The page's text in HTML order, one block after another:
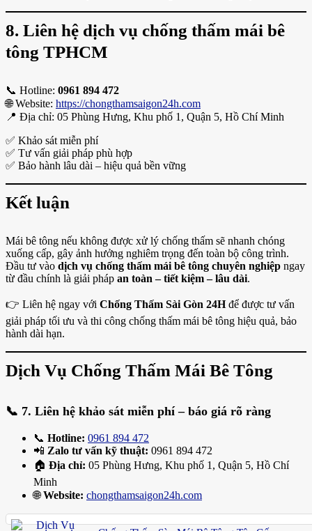
8. Liên hệ dịch vụ chống thấm mái bê
tông TPHCM
📞 Hotline: 0961 894 472
🌐 Website: https://chongthamsaigon24h.com
📍 Địa chỉ: 05 Phùng Hưng, Khu phố 1, Quận 5, Hồ Chí Minh
✅ Khảo sát miễn phí
✅ Tư vấn giải pháp phù hợp
✅ Bảo hành lâu dài – hiệu quả bền vững
Kết luận
Mái bê tông nếu không được xử lý chống thấm sẽ nhanh chóng
xuống cấp, gây ảnh hưởng nghiêm trọng đến toàn bộ công trình.
Đầu tư vào dịch vụ chống thấm mái bê tông chuyên nghiệp ngay
từ đầu chính là giải pháp an toàn – tiết kiệm – lâu dài.
👉 Liên hệ ngay với Chống Thấm Sài Gòn 24Hđể được tư vấn
giải pháp tối ưu và thi công chống thấm mái bê tông hiệu quả, bảo
hành dài hạn.
Dịch Vụ Chống Thấm Mái Bê Tông
📞 7. Liên hệ khảo sát miễn phí – báo giá rõ ràng
📞 Hotline: 0961 894 472
📲 Zalo tư vấn kỹ thuật: 0961 894 472
🏠 Địa chỉ: 05 Phùng Hưng, Khu phố 1, Quận 5, Hồ Chí
Minh
🌐Website: chongthamsaigon24h.com